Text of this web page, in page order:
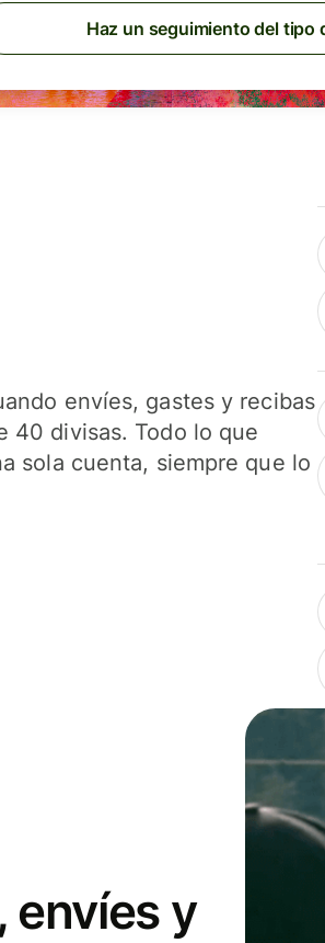
Haz un seguimiento del tipo
envíes, gastes y recibas
40 divisas. Todo lo que
sola cuenta, siempre que lo
envíes y